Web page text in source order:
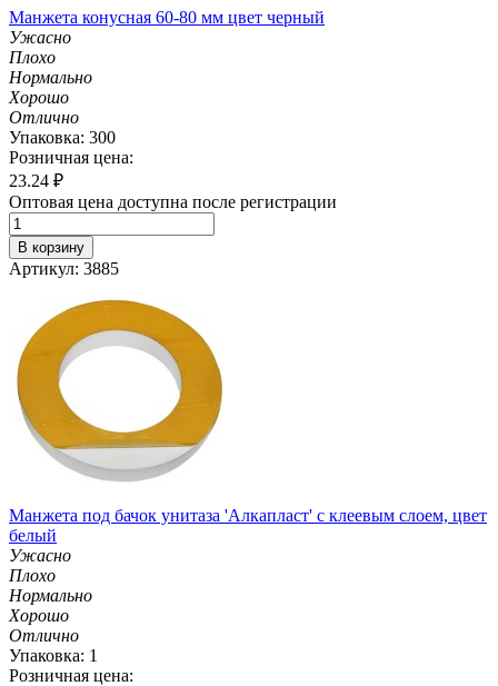
Манжета конусная 60-80 мм цвет черный
Ужасно
Плохо
Нормально
Хорошо
Отлично
Упаковка: 300
Розничная цена:
23.24 ₽
Оптовая цена доступна после регистрации
В корзину
Артикул: 3885
Манжета под бачок унитаза 'Алкапласт' с клеевым слоем, цвет
белый
Ужасно
Плохо
Нормально
Хорошо
Отлично
Упаковка: 1
Розничная цена: